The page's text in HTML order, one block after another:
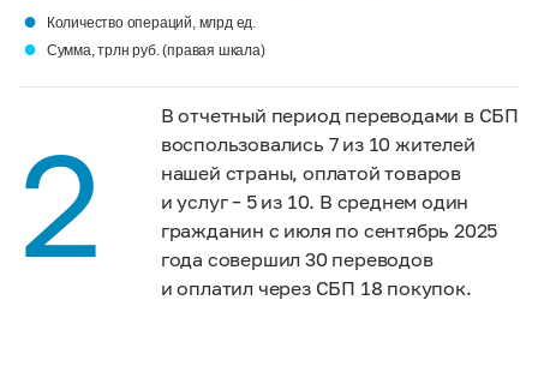
● Количество операций, млрд ед.
● Сумма, трлн руб. (правая шкала)
2
В отчетный период переводами в СБП
воспользовались 7 из 10 жителей
нашей страны, оплатой товаров
и услуг – 5 из 10. В среднем один
гражданин с июля по сентябрь 2025
года совершил 30 переводов
и оплатил через СБП 18 покупок.